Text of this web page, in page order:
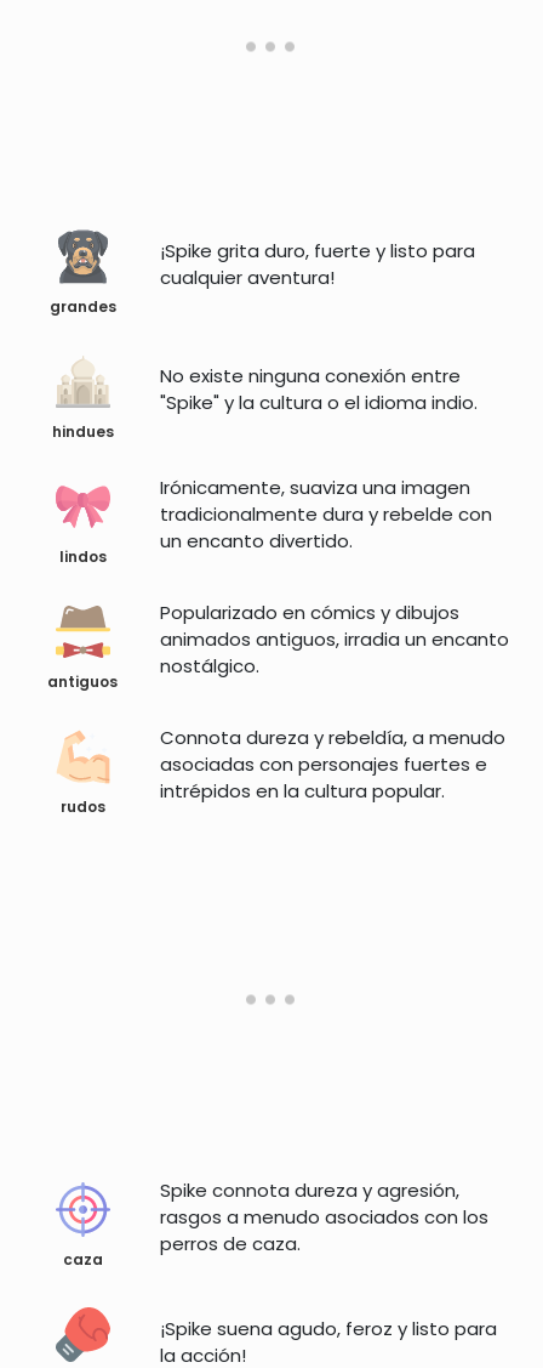
grandes
¡Spike grita duro, fuerte y listo para
cualquier aventura!
hindues
No existe ninguna conexión entre
"Spike" y la cultura o el idioma indio.
lindos
Irónicamente, suaviza una imagen
tradicionalmente dura y rebelde con
un encanto divertido.
antiguos
Popularizado en cómics y dibujos
animados antiguos, irradia un encanto
nostálgico.
rudos
Connota dureza y rebeldía, a menudo
asociadas con personajes fuertes e
intrépidos en la cultura popular.
caza
Spike connota dureza y agresión,
rasgos a menudo asociados con los
perros de caza.
¡Spike suena agudo, feroz y listo para
la acción!